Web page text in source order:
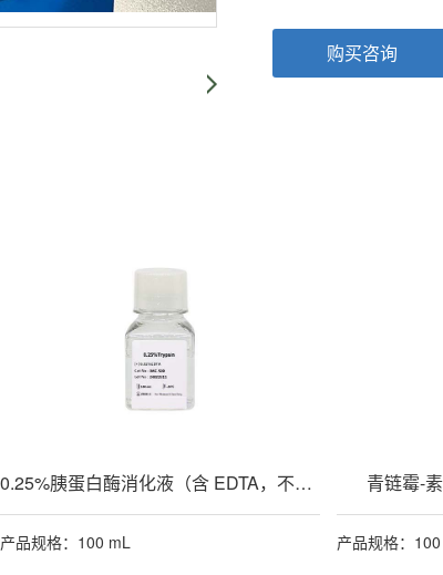
购买咨询
0.25%胰蛋白酶消化液（含 EDTA，不含酚红）
产品规格：100 mL
青链霉-
产品规格：